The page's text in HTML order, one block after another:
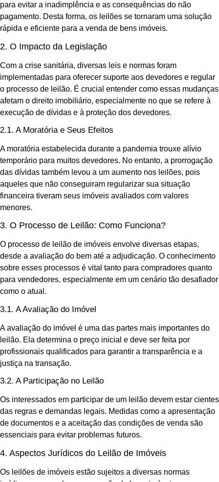
para evitar a inadimplência e as consequências do não
pagamento. Desta forma, os leilões se tornaram uma solução
rápida e eficiente para a venda de bens imóveis.
2. O Impacto da Legislação
Com a crise sanitária, diversas leis e normas foram
implementadas para oferecer suporte aos devedores e regular
o processo de leilão. É crucial entender como essas mudanças
afetam o direito imobiliário, especialmente no que se refere à
execução de dívidas e à proteção dos devedores.
2.1. A Moratória e Seus Efeitos
A moratória estabelecida durante a pandemia trouxe alívio
temporário para muitos devedores. No entanto, a prorrogação
das dívidas também levou a um aumento nos leilões, pois
aqueles que não conseguiram regularizar sua situação
financeira tiveram seus imóveis avaliados com valores
menores.
3. O Processo de Leilão: Como Funciona?
O processo de leilão de imóveis envolve diversas etapas,
desde a avaliação do bem até a adjudicação. O conhecimento
sobre esses processos é vital tanto para compradores quanto
para vendedores, especialmente em um cenário tão desafiador
como o atual.
3.1. A Avaliação do Imóvel
A avaliação do imóvel é uma das partes mais importantes do
leilão. Ela determina o preço inicial e deve ser feita por
profissionais qualificados para garantir a transparência e a
justiça na transação.
3.2. A Participação no Leilão
Os interessados em participar de um leilão devem estar cientes
das regras e demandas legais. Medidas como a apresentação
de documentos e a aceitação das condições de venda são
essenciais para evitar problemas futuros.
4. Aspectos Jurídicos do Leilão de Imóveis
Os leilões de imóveis estão sujeitos a diversas normas